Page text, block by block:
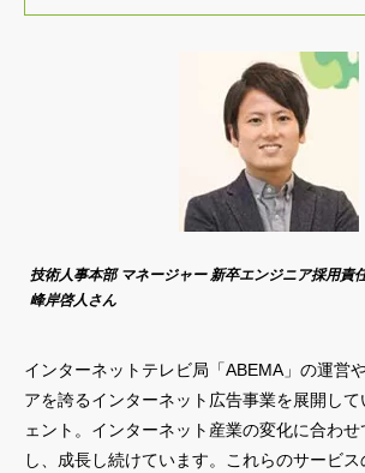
技術人事本部 マネージャー 新卒エンジニア採用責
峰岸啓人さん
インターネットテレビ局「ABEMA」の運営
アを誇るインターネット広告事業を展開し
ェント。インターネット産業の変化に合わ
し、成長し続けています。これらのサービス